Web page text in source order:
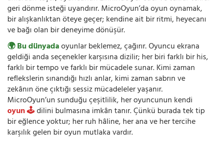
geri dönme isteği uyandırır. MicroOyun’da oyun oynamak,
bir alışkanlıktan öteye geçer; kendine ait bir ritmi, heyecanı
ve bağı olan bir deneyime dönüşür.
🌍 Bu dünyadaoyunlar beklemez, çağırır. Oyuncu ekrana
geldiği anda seçenekler karşısına dizilir; her biri farklı bir his,
farklı bir tempo ve farklı bir mücadele sunar. Kimi zaman
reflekslerin sınandığı hızlı anlar, kimi zaman sabrın ve
zekânın öne çıktığı sessiz mücadeleler yaşanır.
MicroOyun’un sunduğu çeşitlilik, her oyuncunun kendi
oyun 🕹️dilini bulmasına imkân tanır. Çünkü burada tek tip
bir eğlence yoktur; her ruh hâline, her ana ve her tercihe
karşılık gelen bir oyun mutlaka vardır.